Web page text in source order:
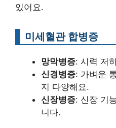
있어요.
미세혈관 합병증
망막병증: 시력 저
신경병증: 가벼운
지 다양해요.
신장병증: 신장 기
니다.